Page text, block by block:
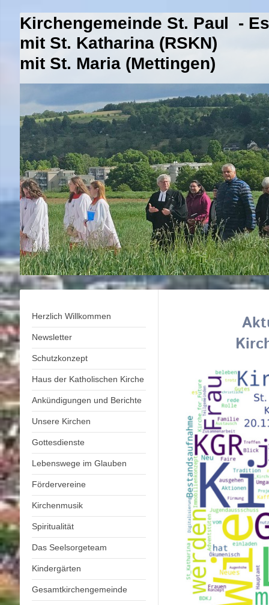
Kirchengemeinde St. Paul -
mit St. Katharina (RSKN)
mit St. Maria (Mettingen)
Herzlich Willkommen
Newsletter
Schutzkonzept
Haus der Katholischen Kirche
Ankündigungen und Berichte
Unsere Kirchen
Gottesdienste
Lebenswege im Glauben
Fördervereine
Kirchenmusik
Spiritualität
Das Seelsorgeteam
Kindergärten
Gesamtkirchengemeinde